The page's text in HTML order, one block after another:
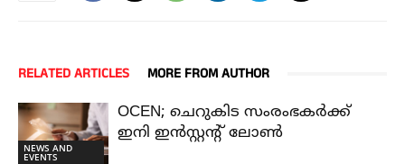
RELATED ARTICLES MORE FROM AUTHOR
NEWS AND
EVENTS
OCEN; ചെറുകിട സംരംഭകർക്ക്
ഇനി ഇൻസ്റ്റന്റ് ലോൺ